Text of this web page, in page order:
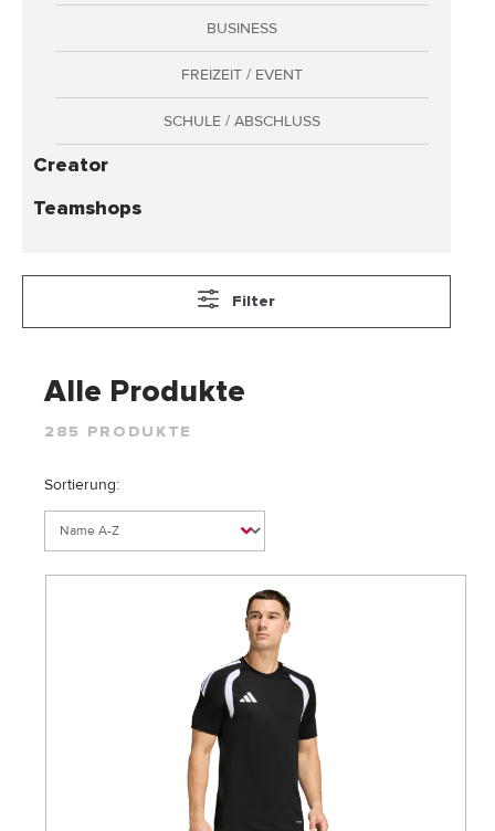
Zahlungsarten
Widerruf erklären
BUSINESS
FREIZEIT / EVENT
SCHULE / ABSCHLUSS
Creator
Teamshops
Filter
Alle Produkte
285 PRODUKTE
Sortierung: